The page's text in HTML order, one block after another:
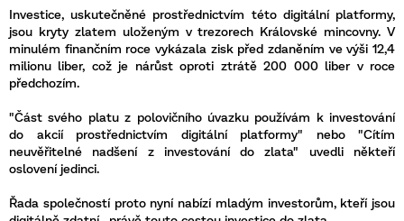
Investice, uskutečněné prostřednictvím této digitální platformy,
jsou kryty zlatem uloženým v trezorech Královské mincovny. V
minulém finančním roce vykázala zisk před zdaněním ve výši 12,4
milionu liber, což je nárůst oproti ztrátě 200 000 liber v roce
předchozím.
"Část svého platu z polovičního úvazku používám k investování
do akcií prostřednictvím digitální platformy" nebo "Cítím
neuvěřitelné nadšení z investování do zlata" uvedli někteří
oslovení jedinci.
Řada společností proto nyní nabízí mladým investorům, kteří jsou